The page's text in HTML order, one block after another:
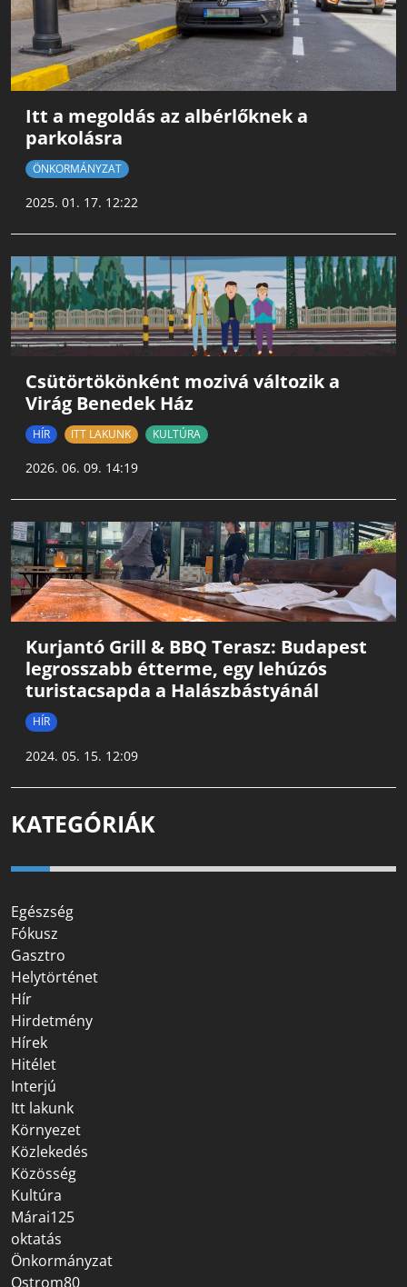
Itt a megoldás az albérlőknek a
parkolásra
ÖNKORMÁNYZAT
2025. 01. 17. 12:22
Csütörtökönként mozivá változik a
Virág Benedek Ház
HÍR ITT LAKUNK KULTÚRA
2026. 06. 09. 14:19
Kurjantó Grill & BBQ Terasz: Budapest
legrosszabb étterme, egy lehúzós
turistacsapda a Halászbástyánál
HÍR
2024. 05. 15. 12:09
KATEGÓRIÁK
Egészség
Fókusz
Gasztro
Helytörténet
Hír
Hirdetmény
Hírek
Hitélet
Interjú
Itt lakunk
Környezet
Közlekedés
Közösség
Kultúra
Márai125
oktatás
Önkormányzat
Ostrom80